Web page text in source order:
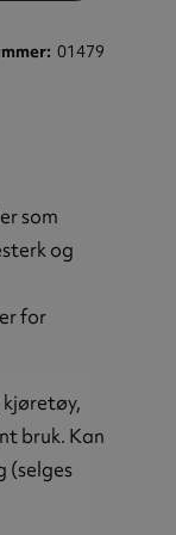
01479
som
og
for
bruk. Kan
(selges